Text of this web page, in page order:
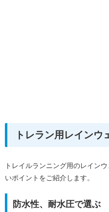
トレラン用レインウ
トレイルランニング用のレイン
いポイントをご紹介します。
防水性、耐水圧で選ぶ